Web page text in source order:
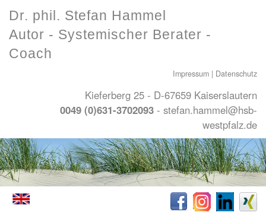
Dr. phil. Stefan Hammel
Autor - Systemischer Berater -
Coach
Impressum | Datenschutz
Kieferberg 25 - D-67659 Kaiserslautern
0049 (0)631-3702093 - stefan.hammel@hsb-
westpfalz.de